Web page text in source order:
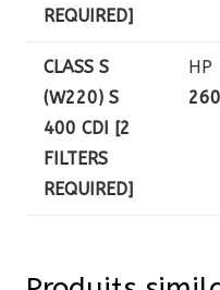
REQUIRED]
CLASS S
(W220) S
400 CDI [2
FILTERS
REQUIRED]
HP
260